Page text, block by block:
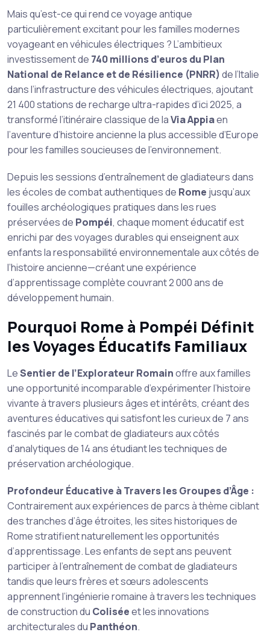
Mais qu’est-ce qui rend ce voyage antique
particulièrement excitant pour les familles modernes
voyageant en véhicules électriques ? L’ambitieux
investissement de 740 millions d’euros du Plan
National de Relance et de Résilience (PNRR)de l’Italie
dans l’infrastructure des véhicules électriques, ajoutant
21 400 stations de recharge ultra-rapides d’ici 2025, a
transformé l’itinéraire classique de laVia Appiaen
l’aventure d’histoire ancienne la plus accessible d’Europe
pour les familles soucieuses de l’environnement.
Depuis les sessions d’entraînement de gladiateurs dans
les écoles de combat authentiques de Rome jusqu’aux
fouilles archéologiques pratiques dans les rues
préservées de Pompéi, chaque moment éducatif est
enrichi par des voyages durables qui enseignent aux
enfants la responsabilité environnementale aux côtés de
l’histoire ancienne—créant une expérience
d’apprentissage complète couvrant 2 000 ans de
développement humain.
Pourquoi Rome à Pompéi Définit
les Voyages Éducatifs Familiaux
LeSentier de l’Explorateur Romainoffre aux familles
une opportunité incomparable d’expérimenter l’histoire
vivante à travers plusieurs âges et intérêts, créant des
aventures éducatives qui satisfont les curieux de 7 ans
fascinés par le combat de gladiateurs aux côtés
d’analytiques de 14 ans étudiant les techniques de
préservation archéologique.
Profondeur Éducative à Travers les Groupes d’Âge :
Contrairement aux expériences de parcs à thème ciblant
des tranches d’âge étroites, les sites historiques de
Rome stratifient naturellement les opportunités
d’apprentissage. Les enfants de sept ans peuvent
participer à l’entraînement de combat de gladiateurs
tandis que leurs frères et sœurs adolescents
apprennent l’ingénierie romaine à travers les techniques
de construction du Coliséeet les innovations
architecturales du Panthéon.